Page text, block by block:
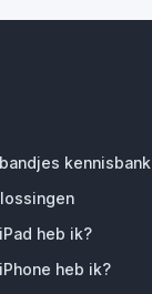
kennisbank
heb ik?
heb ik?